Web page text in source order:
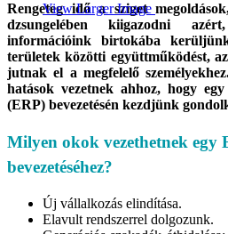
View Larger Image
Rengeteg idő a sziget
dzsungelében kiigazodni
információink birtokába
területek közötti együttműködést,
jutnak el a megfelelő
hatások vezetnek ahhoz, hogy
(ERP) bevezetésén kezdjünk
Milyen okok vezethetnek egy
bevezetéséhez?
Új vállalkozás elindítása.
Elavult rendszerrel dolgozunk.